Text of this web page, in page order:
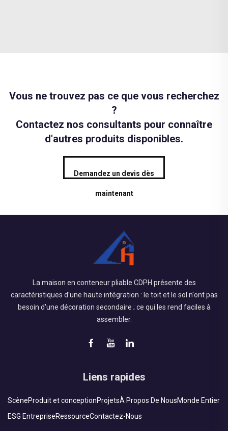
Vous ne trouvez pas ce que vous recherchez
?
Contactez nos consultants pour connaître
d'autres produits disponibles.
Demandez un devis dès
maintenant
La maison en conteneur pliable CDPH présente des
caractéristiques d'une haute intégration : le toit et le sol n'ont pas
besoin d'une décoration secondaire ; ce qui les rend faciles à
assembler.
Liens rapides
ScèneProduit et conceptionProjetsÀ Propos De NousMonde Entier
ESG EntrepriseRessourceContactez-Nous